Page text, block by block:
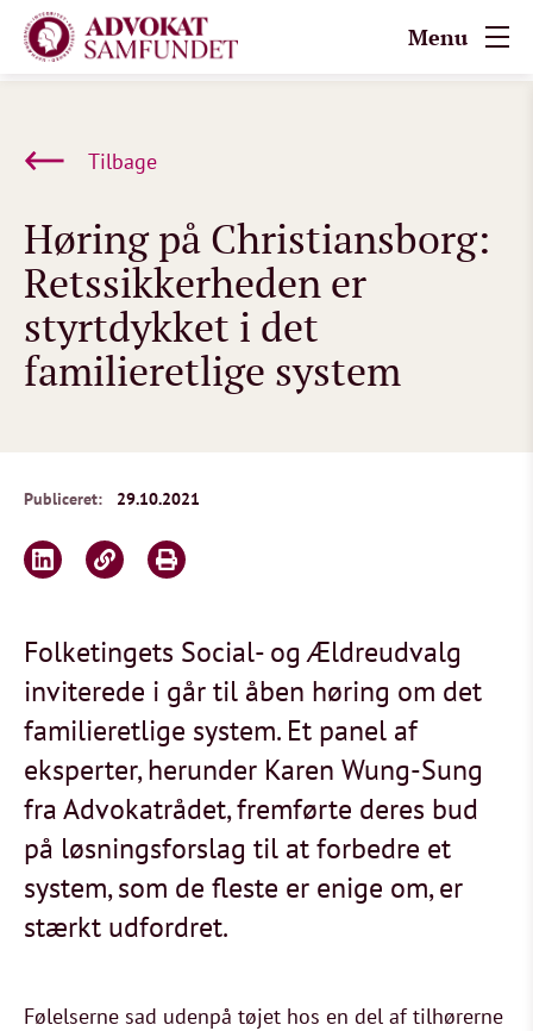
Menu
Tilbage
Høring på Christiansborg:
Retssikkerheden er
styrtdykket i det
familieretlige system
Publiceret: 29.10.2021
Folketingets Social- og Ældreudvalg
inviterede i går til åben høring om det
familieretlige system. Et panel af
eksperter, herunder Karen Wung-Sung
fra Advokatrådet, fremførte deres bud
på løsningsforslag til at forbedre et
system, som de fleste er enige om, er
stærkt udfordret.
Følelserne sad udenpå tøjet hos en del af tilhørerne